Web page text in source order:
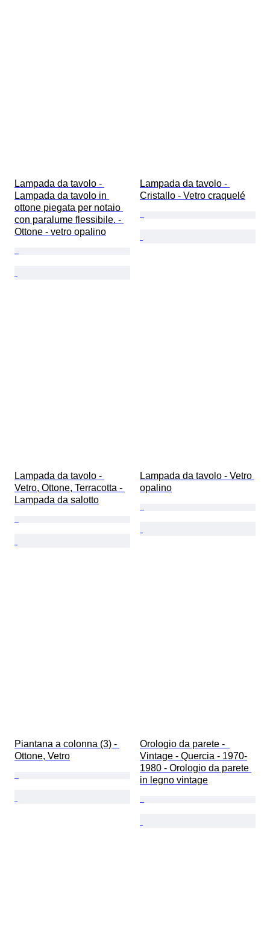
Lampada da tavolo -
Lampada da tavolo in
ottone piegata per notaio
con paralume flessibile. -
Ottone - vetro opalino
Lampada da tavolo -
Cristallo - Vetro craquelé
Lampada da tavolo -
Vetro, Ottone, Terracotta -
Lampada da salotto
Lampada da tavolo - Vetro
opalino
Piantana a colonna (3) -
Ottone, Vetro
Orologio da parete -
Vintage - Quercia - 1970-
1980 - Orologio da parete
in legno vintage